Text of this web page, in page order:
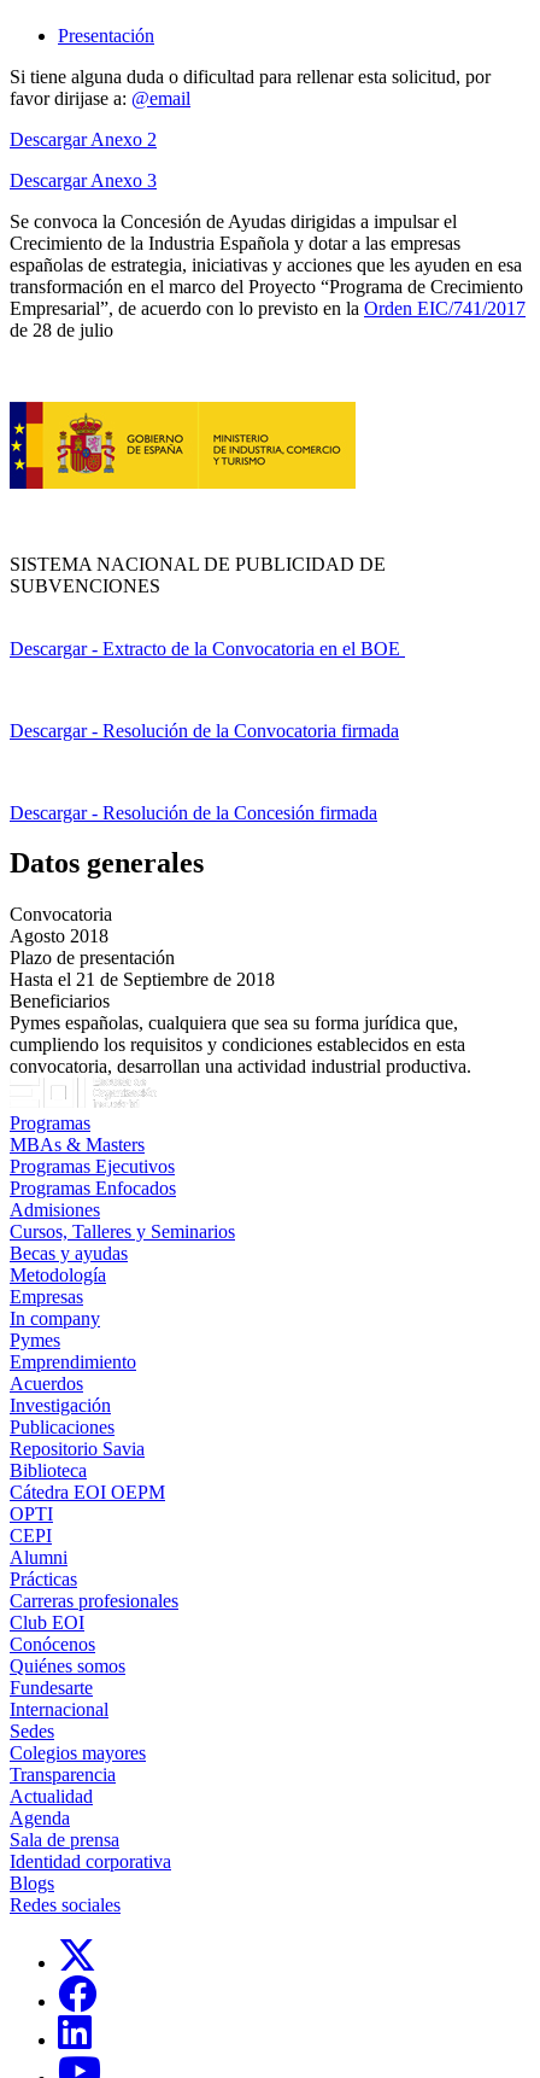
Presentación
Si tiene alguna duda o dificultad para rellenar esta solicitud, por
favor dirijase a: @email
Descargar Anexo 2
Descargar Anexo 3
Se convoca la Concesión de Ayudas dirigidas a impulsar el
Crecimiento de la Industria Española y dotar a las empresas
españolas de estrategia, iniciativas y acciones que les ayuden en esa
transformación en el marco del Proyecto “Programa de Crecimiento
Empresarial”, de acuerdo con lo previsto en la Orden EIC/741/2017
de 28 de julio
SISTEMA NACIONAL DE PUBLICIDAD DE
SUBVENCIONES
Descargar - Extracto de la Convocatoria en el BOE
Descargar - Resolución de la Convocatoria firmada
Descargar - Resolución de la Concesión firmada
Datos generales
Convocatoria
Agosto 2018
Plazo de presentación
Hasta el 21 de Septiembre de 2018
Beneficiarios
Pymes españolas, cualquiera que sea su forma jurídica que,
cumpliendo los requisitos y condiciones establecidos en esta
convocatoria, desarrollan una actividad industrial productiva.
Programas
MBAs & Masters
Programas Ejecutivos
Programas Enfocados
Admisiones
Cursos, Talleres y Seminarios
Becas y ayudas
Metodología
Empresas
In company
Pymes
Emprendimiento
Acuerdos
Investigación
Publicaciones
Repositorio Savia
Biblioteca
Cátedra EOI OEPM
OPTI
CEPI
Alumni
Prácticas
Carreras profesionales
Club EOI
Conócenos
Quiénes somos
Fundesarte
Internacional
Sedes
Colegios mayores
Transparencia
Actualidad
Agenda
Sala de prensa
Identidad corporativa
Blogs
Redes sociales
Links, Opens in this window
Links, Opens in this window